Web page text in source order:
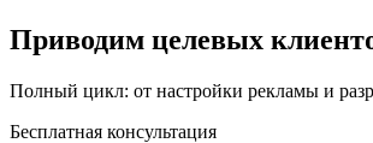
Приводим целевых
Полный цикл: от настройки рекламы и
Бесплатная консультация